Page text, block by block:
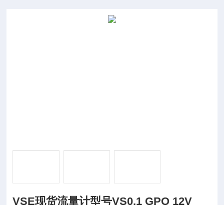
VSE现货流量计型号VS0,1 GPO 12V